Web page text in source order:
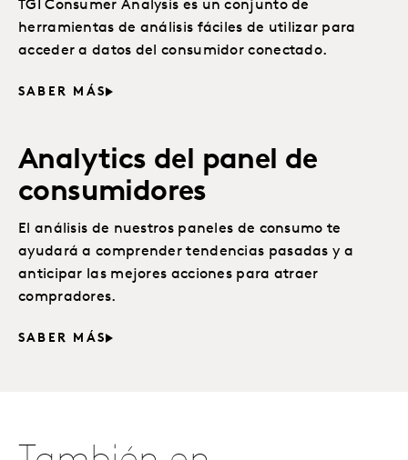
TGI Consumer Analysis es un conjunto de
herramientas de análisis fáciles de utilizar para
acceder a datos del consumidor conectado.
SABER MÁS
Analytics del panel de
consumidores
El análisis de nuestros paneles de consumo te
ayudará a comprender tendencias pasadas y a
anticipar las mejores acciones para atraer
compradores.
SABER MÁS